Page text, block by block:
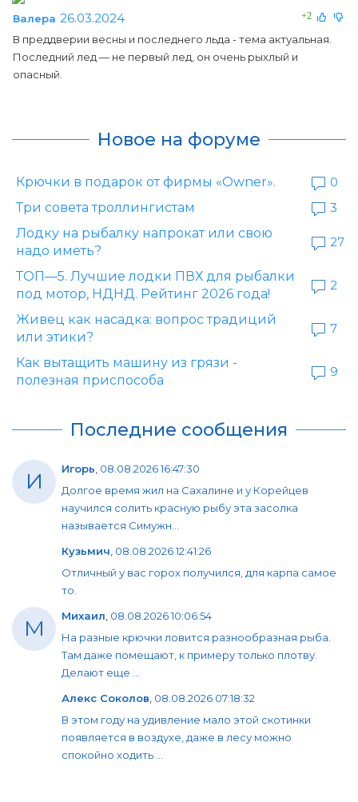
+2
Валера 26.03.2024
В преддверии весны и последнего льда - тема актуальная.
Последний лед — не первый лед, он очень рыхлый и
опасный.
Новое на форуме
Крючки в подарок от фирмы «Owner».
0
Три совета троллингистам
3
Лодку на рыбалку напрокат или свою
надо иметь?
27
ТОП—5. Лучшие лодки ПВХ для рыбалки
под мотор, НДНД. Рейтинг 2026 года!
2
Живец как насадка: вопрос традиций
или этики?
7
Как вытащить машину из грязи -
полезная приспособа
9
Последние сообщения
И Игорь 08.08.2026 16:47:30
Долгое время жил на Сахалине и у Корейцев
научился солить красную рыбу эта засолка
называется Симужн...
Кузьмич 08.08.2026 12:41:26
Отличный у вас горох получился, для карпа самое
то.
М Михаил 08.08.2026 10:06:54
На разные крючки ловится разнообразная рыба.
Там даже помещают, к примеру только плотву.
Делают еще ...
Алекс Соколов 08.08.2026 07:18:32
В этом году на удивление мало этой скотинки
появляется в воздухе, даже в лесу можно
спокойно ходить ...